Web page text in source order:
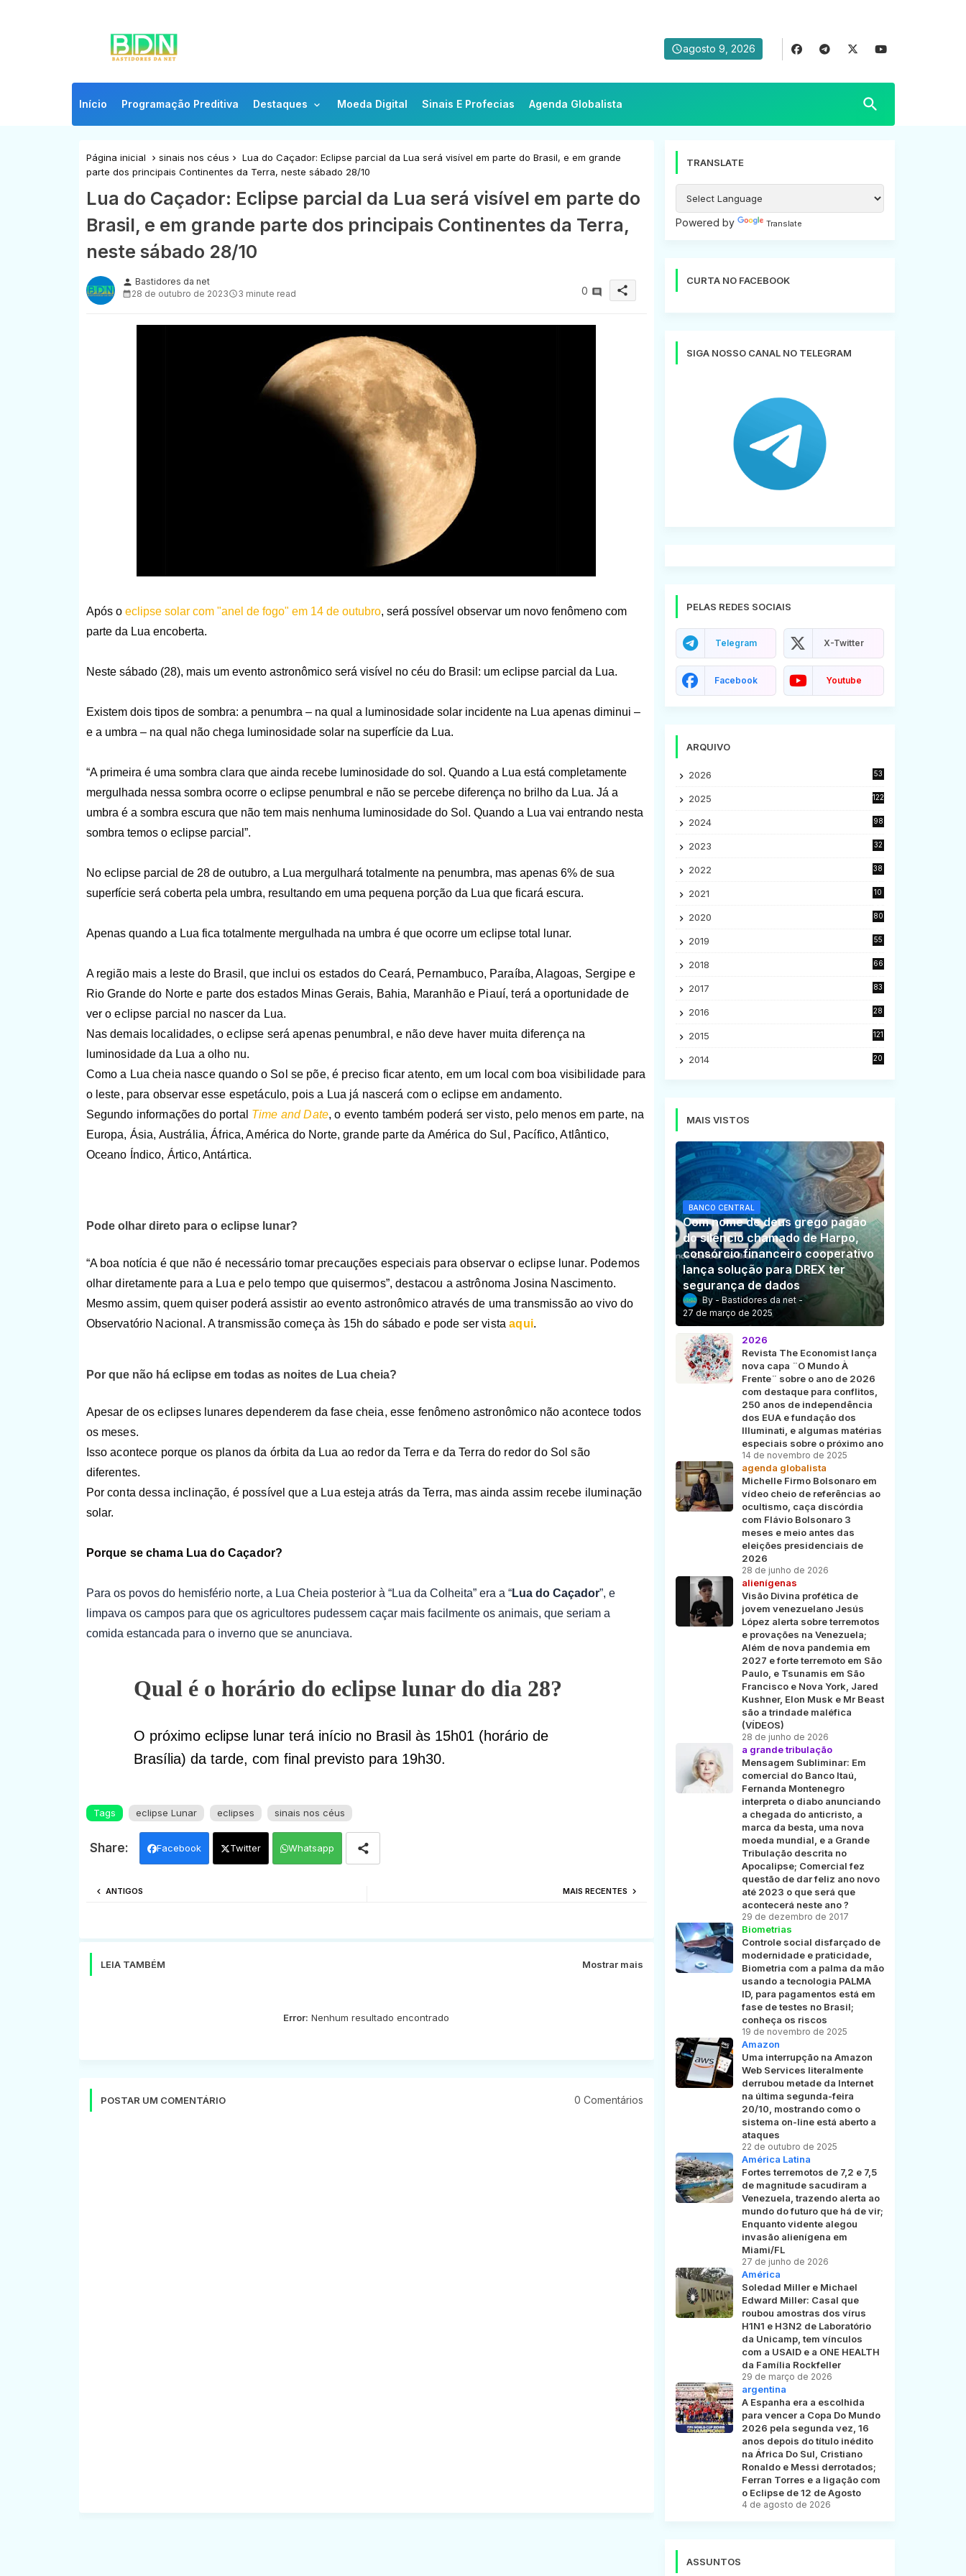
agosto 9, 2026
Início Programação Preditiva Destaques Moeda Digital Sinais E Profecias Agenda Globalista
Página inicial sinais nos céus
Lua do Caçador: Eclipse parcial da Lua será visível em parte do Brasil, e em grande
parte dos principais Continentes da Terra, neste sábado 28/10
Lua do Caçador: Eclipse parcial da Lua será visível em parte do
Brasil, e em grande parte dos principais Continentes da Terra,
neste sábado 28/10
person Bastidores da net
28 de outubro de 2023
3 minute read 0 share
Após o eclipse solar com "anel de fogo" em 14 de outubro, será possível observar um novo fenômeno com
parte da Lua encoberta.
Neste sábado (28), mais um evento astronômico será visível no céu do Brasil: um eclipse parcial da Lua.
Existem dois tipos de sombra: a penumbra – na qual a luminosidade solar incidente na Lua apenas diminui –
e a umbra – na qual não chega luminosidade solar na superfície da Lua.
“A primeira é uma sombra clara que ainda recebe luminosidade do sol. Quando a Lua está completamente
mergulhada nessa sombra ocorre o eclipse penumbral e não se percebe diferença no brilho da Lua. Já a
umbra é a sombra escura que não tem mais nenhuma luminosidade do Sol. Quando a Lua vai entrando nesta
sombra temos o eclipse parcial”.
No eclipse parcial de 28 de outubro, a Lua mergulhará totalmente na penumbra, mas apenas 6% de sua
superfície será coberta pela umbra, resultando em uma pequena porção da Lua que ficará escura.
Apenas quando a Lua fica totalmente mergulhada na umbra é que ocorre um eclipse total lunar.
A região mais a leste do Brasil, que inclui os estados do Ceará, Pernambuco, Paraíba, Alagoas, Sergipe e
Rio Grande do Norte e parte dos estados Minas Gerais, Bahia, Maranhão e Piauí, terá a oportunidade de
ver o eclipse parcial no nascer da Lua.
Nas demais localidades, o eclipse será apenas penumbral, e não deve haver muita diferença na
luminosidade da Lua a olho nu.
Como a Lua cheia nasce quando o Sol se põe, é preciso ficar atento, em um local com boa visibilidade para
o leste, para observar esse espetáculo, pois a Lua já nascerá com o eclipse em andamento.
Segundo informações do portal Time and Date, o evento também poderá ser visto, pelo menos em parte, na
Europa, Ásia, Austrália, África, América do Norte, grande parte da América do Sul, Pacífico, Atlântico,
Oceano Índico, Ártico, Antártica.
Pode olhar direto para o eclipse lunar?
“A boa notícia é que não é necessário tomar precauções especiais para observar o eclipse lunar. Podemos
olhar diretamente para a Lua e pelo tempo que quisermos”, destacou a astrônoma Josina Nascimento.
Mesmo assim, quem quiser poderá assistir ao evento astronômico através de uma transmissão ao vivo do
Observatório Nacional. A transmissão começa às 15h do sábado e pode ser vistaaqui.
Por que não há eclipse em todas as noites de Lua cheia?
Apesar de os eclipses lunares dependerem da fase cheia, esse fenômeno astronômico não acontece todos
os meses.
Isso acontece porque os planos da órbita da Lua ao redor da Terra e da Terra do redor do Sol são
diferentes.
Por conta dessa inclinação, é possível que a Lua esteja atrás da Terra, mas ainda assim recebe iluminação
solar.
Porque se chama Lua do Caçador?
Para os povos do hemisfério norte, a Lua Cheia posterior à “Lua da Colheita” era a “Lua do Caçador”, e
limpava os campos para que os agricultores pudessem caçar mais facilmente os animais, que seriam a
comida estancada para o inverno que se anunciava.
Qual é o horário do eclipse lunar do dia 28?
O próximo eclipse lunar terá início no Brasil às 15h01 (horário de
Brasília) da tarde, com final previsto para 19h30.
Tags eclipse Lunar eclipses sinais nos céus
Facebook Twitter Whatsapp
MAIS RECENTES
ANTIGOS
LEIA TAMBÉM Mostrar mais
Error: Nenhum resultado encontrado
POSTAR UM COMENTÁRIO 0 Comentários
TRANSLATE
Powered by Translate
CURTA NO FACEBOOK
SIGA NOSSO CANAL NO TELEGRAM
PELAS REDES SOCIAIS
Telegram X-Twitter
Facebook Youtube
ARQUIVO
2026 53
2025 122
2024 98
2023
32
2022
38
2021
10
2020
80
2019
55
2018
66
2017
83
2016
28
2015
121
2014
20
MAIS VISTOS
BANCO CENTRAL
Com nome de deus grego pagão
do silêncio chamado de Harpo,
consórcio financeiro cooperativo
lança solução para DREX ter
segurança de dados
Bastidores da net
27 de março de 2025
2026
Revista The Economist lança
nova capa ¨O Mundo À
Frente¨ sobre o ano de 2026
com destaque para conflitos,
250 anos de independência
dos EUA e fundação dos
Illuminati, e algumas matérias
especiais sobre o próximo ano
14 de novembro de 2025
agenda globalista
Michelle Firmo Bolsonaro em
vídeo cheio de referências ao
ocultismo, caça discórdia
com Flávio Bolsonaro 3
meses e meio antes das
eleições presidenciais de
2026
28 de junho de 2026
alienígenas
Visão Divina profética de
jovem venezuelano Jesús
López alerta sobre terremotos
e provações na Venezuela;
Além de nova pandemia em
2027 e forte terremoto em São
Paulo, e Tsunamis em São
Francisco e Nova York, Jared
Kushner, Elon Musk e Mr Beast
são a trindade maléfica
(VÍDEOS)
28 de junho de 2026
a grande tribulação
Mensagem Subliminar: Em
comercial do Banco Itaú,
Fernanda Montenegro
interpreta o diabo anunciando
a chegada do anticristo, a
marca da besta, uma nova
moeda mundial, e a Grande
Tribulação descrita no
Apocalipse; Comercial fez
questão de dar feliz ano novo
até 2023 o que será que
acontecerá neste ano ?
29 de dezembro de 2017
Biometrias
Controle social disfarçado de
modernidade e praticidade,
Biometria com a palma da mão
usando a tecnologia PALMA
ID, para pagamentos está em
fase de testes no Brasil;
conheça os riscos
19 de novembro de 2025
Amazon
Uma interrupção na Amazon
Web Services literalmente
derrubou metade da Internet
na última segunda-feira
20/10, mostrando como o
sistema on-line está aberto a
ataques
22 de outubro de 2025
América Latina
Fortes terremotos de 7,2 e 7,5
de magnitude sacudiram a
Venezuela, trazendo alerta ao
mundo do futuro que há de vir;
Enquanto vidente alegou
invasão alienígena em
Miami/FL
27 de junho de 2026
América
Soledad Miller e Michael
Edward Miller: Casal que
roubou amostras dos vírus
H1N1 e H3N2 de Laboratório
da Unicamp, tem vínculos
com a USAID e a ONE HEALTH
da Família Rockfeller
29 de março de 2026
argentina
A Espanha era a escolhida
para vencer a Copa Do Mundo
2026 pela segunda vez, 16
anos depois do título inédito
na África Do Sul, Cristiano
Ronaldo e Messi derrotados;
Ferran Torres e a ligação com
o Eclipse de 12 de Agosto
4 de agosto de 2026
ASSUNTOS